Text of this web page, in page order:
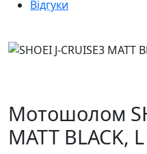
Відгуки
Мотошолом
MATT BLACK, L